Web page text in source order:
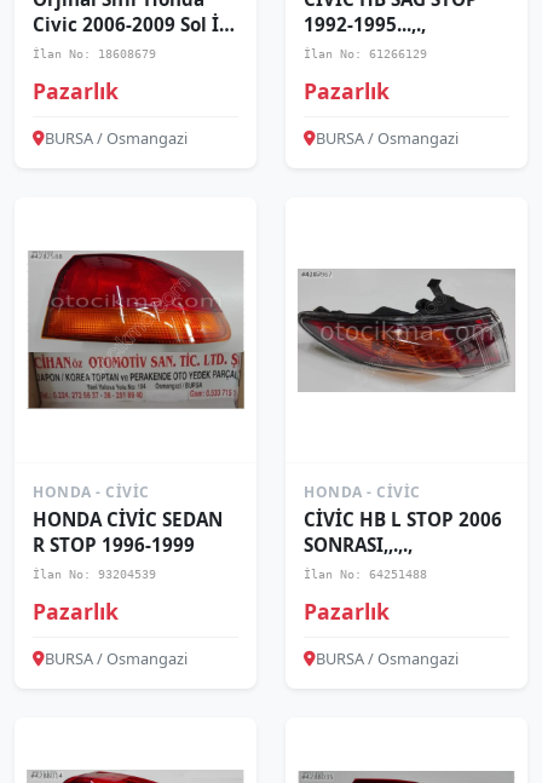
Civic 2006-2009 Sol İç
Stop
İlan No: 18608679
Pazarlık
BURSA / Osmangazi
1992-1995...,.,
İlan No: 61266129
Pazarlık
BURSA / Osmangazi
HONDA - CIVIC
HONDA CİVİC SEDAN
R STOP 1996-1999
İlan No: 93204539
Pazarlık
BURSA / Osmangazi
HONDA - CIVIC
CİVİC HB L STOP 2006
SONRASI,,.,.,
İlan No: 64251488
Pazarlık
BURSA / Osmangazi